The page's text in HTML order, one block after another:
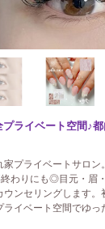
ライベート空間♪
家プライベートサロ
わりにも◎目元・眉
ンセリングします
イベート空間でゆっ